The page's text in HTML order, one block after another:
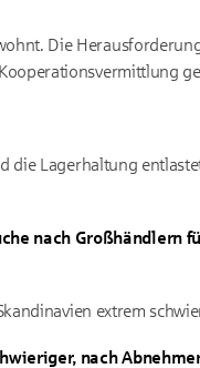
Die
die Lagerhaltung
nach Großhändlern
extrem
nach